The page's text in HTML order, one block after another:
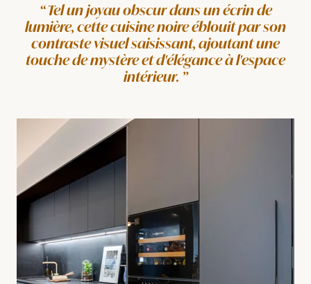
Tel un joyau obscur dans un écrin de
lumière, cette cuisine noire éblouit par son
contraste visuel saisissant, ajoutant une
touche de mystère et d'élégance à l'espace
intérieur.